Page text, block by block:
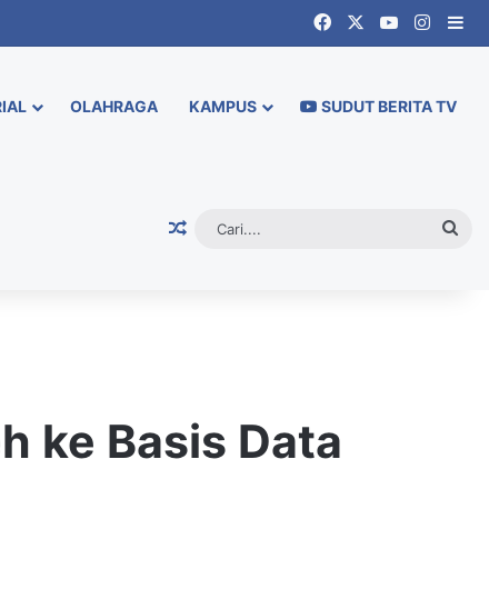
FacebookYouTube
OLAHRAGA KAMPUS SUDUT BERITA TV
Random Article
ke Basis Data